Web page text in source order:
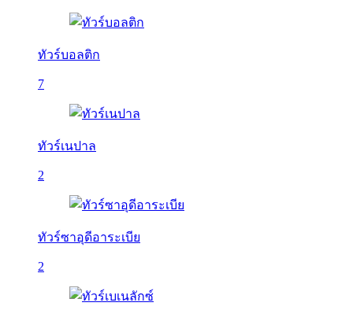
ทัวร์บอลติก
7
ทัวร์เนปาล
2
ทัวร์ซาอุดีอาระเบีย
2